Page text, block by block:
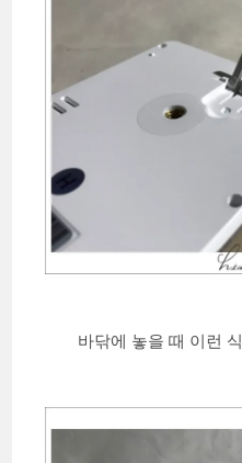
바닦에 놓을 때 이런